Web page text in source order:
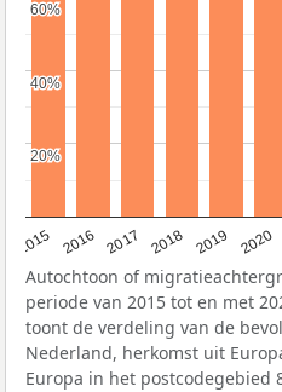
2015 2016 2017 2018 2019 2020
20%
20%
40%
40%
60%
60%
Autochtoon of
periode van 2015 tot en met
toont de verdeling van de
Nederland, herkomst uit
Europa in het postcodegebied